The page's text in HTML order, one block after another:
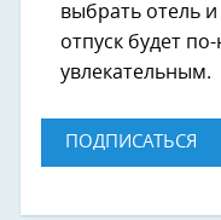
выбрать отель
отпуск будет
увлекательным.
ПОДПИСАТЬСЯ